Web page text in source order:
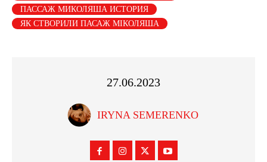
ПАССАЖ МИКОЛЯША ИСТОРИЯ
ЯК СТВОРИЛИ ПАСАЖ МІКОЛЯША
27.06.2023
IRYNA SEMERENKO